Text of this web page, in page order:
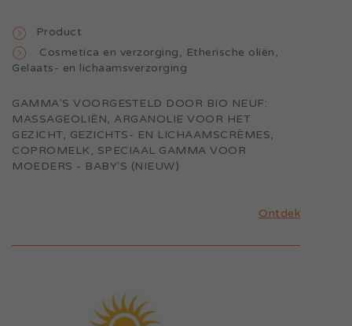
Product
Cosmetica en verzorging, Etherische oliën,
Gelaats- en lichaamsverzorging
GAMMA'S VOORGESTELD DOOR BIO NEUF:
MASSAGEOLIËN, ARGANOLIE VOOR HET
GEZICHT, GEZICHTS- EN LICHAAMSCRÈMES,
COPROMELK, SPECIAAL GAMMA VOOR
MOEDERS - BABY'S (NIEUW)
Ontdek